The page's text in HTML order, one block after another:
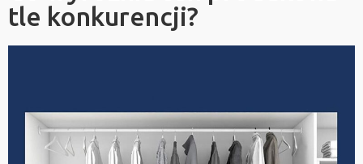
tle konkurencji?